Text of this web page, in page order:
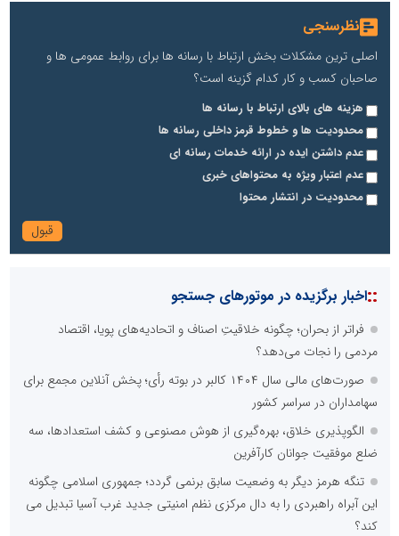
نظرسنجی
اصلی ترین مشکلات بخش ارتباط با رسانه ها برای روابط عمومی ها و
صاحبان کسب و کار کدام گزینه است؟
هزینه های بالای ارتباط با رسانه ها
محدودیت ها و خطوط قرمز داخلی رسانه ها
عدم داشتن ایده در ارائه خدمات رسانه ای
عدم اعتبار ویژه به محتواهای خبری
محدودیت در انتشار محتوا
::اخبار برگزیده در موتورهای جستجو
فراتر از بحران؛ چگونه خلاقیتِ اصناف و اتحادیه‌های پویا، اقتصاد
مردمی را نجات می‌دهد؟
صورت‌های مالی سال ۱۴۰۴ کالبر در بوته رأی؛ پخش آنلاین مجمع برای
سهامداران در سراسر کشور
الگوپذیری خلاق، بهره‌گیری از هوش مصنوعی و کشف استعدادها، سه
ضلع موفقیت جوانان کارآفرین
تنگه هرمز دیگر به وضعیت سابق برنمی گردد؛ جمهوری اسلامی چگونه
این آبراه راهبردی را به دال مرکزی نظم امنیتی جدید غرب آسیا تبدیل می
کند؟